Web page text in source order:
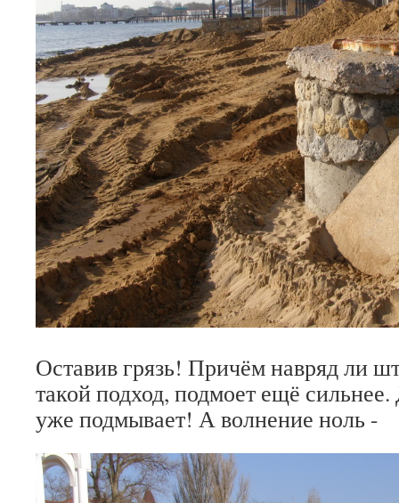
Оставив грязь! Причём навряд ли
такой подход, подмоет ещё
уже подмывает! А волнение ноль -